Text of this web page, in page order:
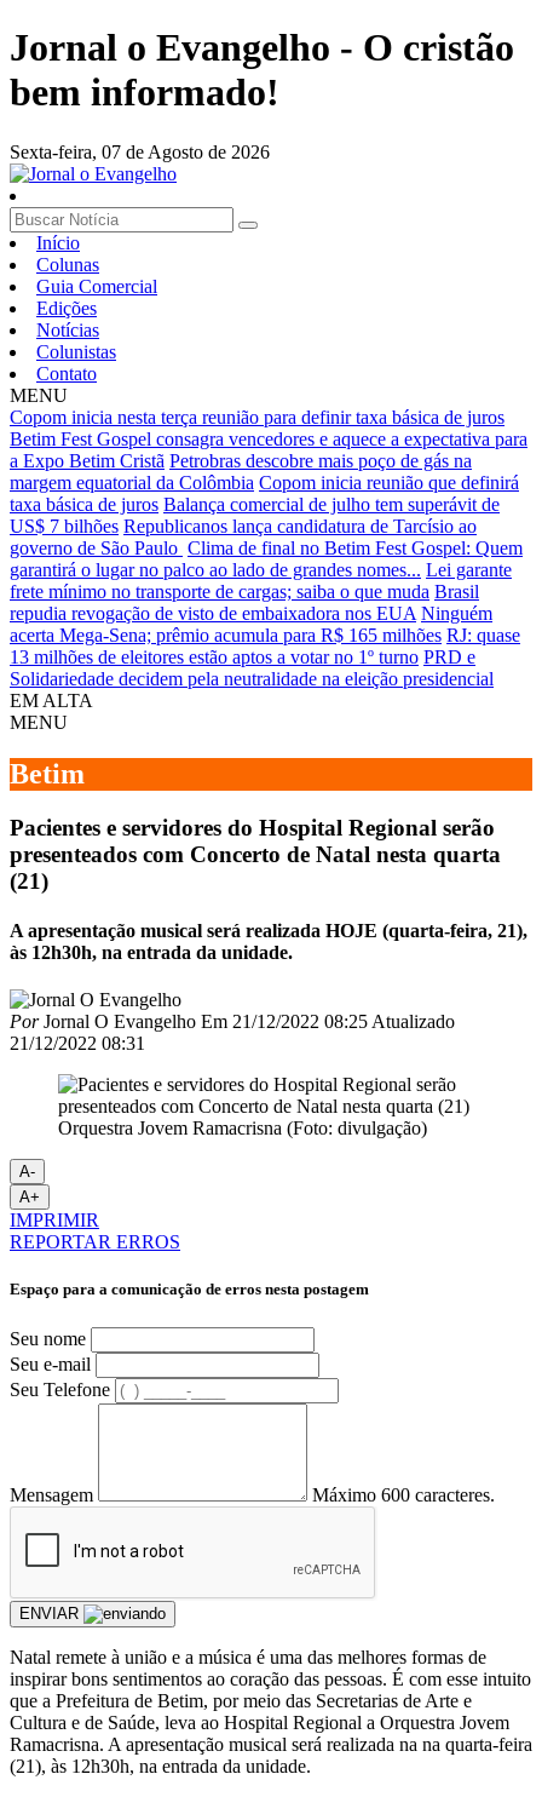
Jornal o Evangelho - O cristão
bem informado!
Sexta-feira, 07 de Agosto de 2026
Início
Colunas
Guia Comercial
Edições
Notícias
Colunistas
Contato
MENU
Copom inicia nesta terça reunião para definir taxa básica de juros
Betim Fest Gospel consagra vencedores e aquece a expectativa para
a Expo Betim Cristã Petrobras descobre mais poço de gás na
margem equatorial da Colômbia Copom inicia reunião que definirá
taxa básica de juros Balança comercial de julho tem superávit de
US$ 7 bilhões Republicanos lança candidatura de Tarcísio ao
governo de São Paulo Clima de final no Betim Fest Gospel: Quem
garantirá o lugar no palco ao lado de grandes nomes... Lei garante
frete mínimo no transporte de cargas; saiba o que muda Brasil
repudia revogação de visto de embaixadora nos EUA Ninguém
acerta Mega-Sena; prêmio acumula para R$ 165 milhões RJ: quase
13 milhões de eleitores estão aptos a votar no 1º turno PRD e
Solidariedade decidem pela neutralidade na eleição presidencial
EM ALTA
MENU
Betim
Pacientes e servidores do Hospital Regional serão
presenteados com Concerto de Natal nesta quarta
(21)
A apresentação musical será realizada HOJE (quarta-feira, 21),
às 12h30h, na entrada da unidade.
PorJornal O Evangelho Em 21/12/2022 08:25 Atualizado
21/12/2022 08:31
Orquestra Jovem Ramacrisna (Foto: divulgação)
A-
A+
IMPRIMIR
REPORTAR ERROS
Espaço para a comunicação de erros nesta postagem
Seu nome
Seu e-mail
Seu Telefone
Mensagem Máximo 600 caracteres.
ENVIAR
Natal remete à união e a música é uma das melhores formas de
inspirar bons sentimentos ao coração das pessoas. É com esse intuito
que a Prefeitura de Betim, por meio das Secretarias de Arte e
Cultura e de Saúde, leva ao Hospital Regional a Orquestra Jovem
Ramacrisna. A apresentação musical será realizada na na quarta-feira
(21), às 12h30h, na entrada da unidade.